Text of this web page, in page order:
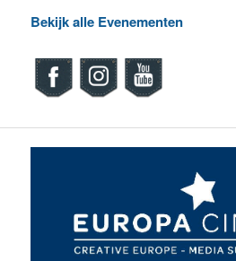
Bekijk alle Evenementen